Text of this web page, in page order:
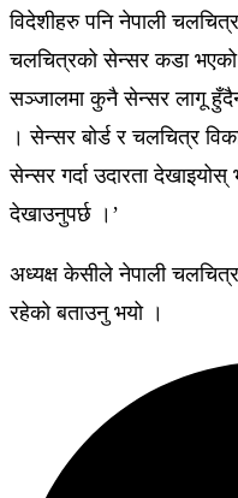
विदेशीहरु पनि नेपाली
चलचित्रको सेन्सर कडा
सञ्जालमा कुनै सेन्सर लागू
। सेन्सर बोर्ड र चलचित्र
सेन्सर गर्दा उदारता
देखाउनुपर्छ ।’
अध्यक्ष केसीले नेपाली
रहेको बताउनु भयो ।